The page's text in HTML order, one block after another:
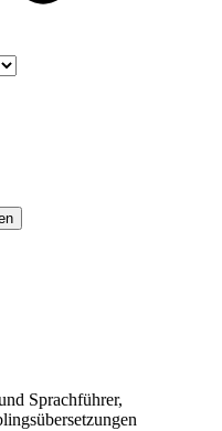
Sprachführer,